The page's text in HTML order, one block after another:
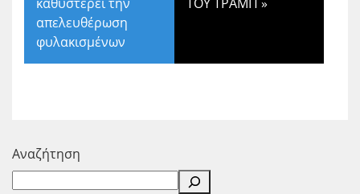
απελευθέρωση
φυλακισμένων
Αναζήτηση